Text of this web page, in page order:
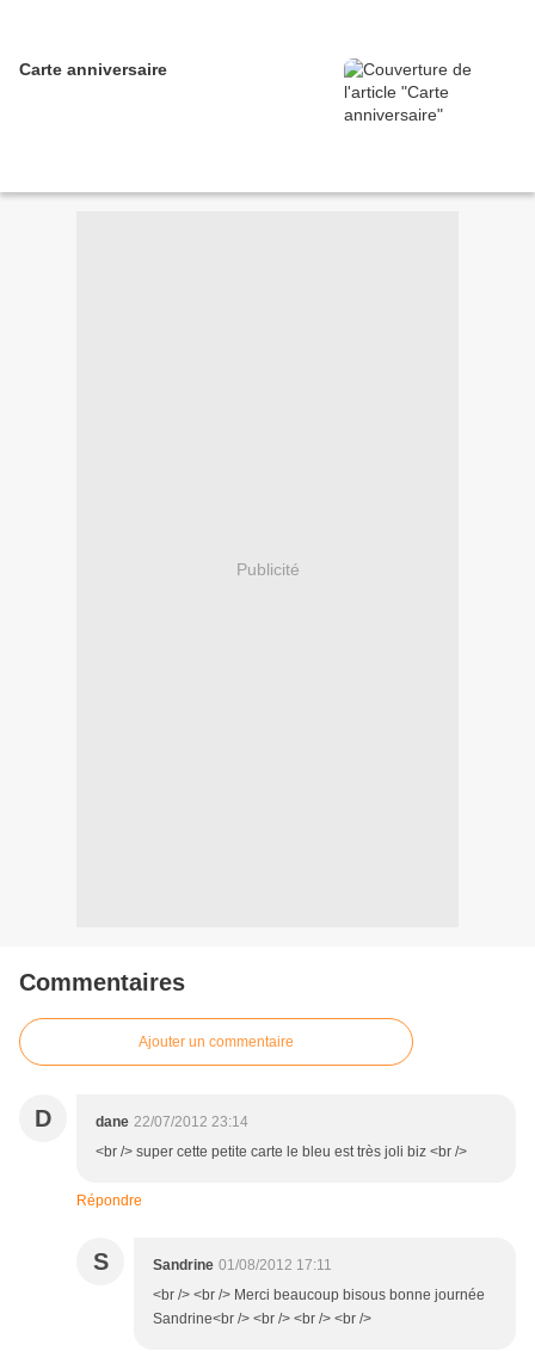
Carte anniversaire
Publicité
Commentaires
Ajouter un commentaire
D dane 22/07/2012 23:14
<br /> super cette petite carte le bleu est très joli biz <br />
Répondre
S Sandrine 01/08/2012 17:11
<br /> <br /> Merci beaucoup bisous bonne journée
Sandrine<br /> <br /> <br /> <br />